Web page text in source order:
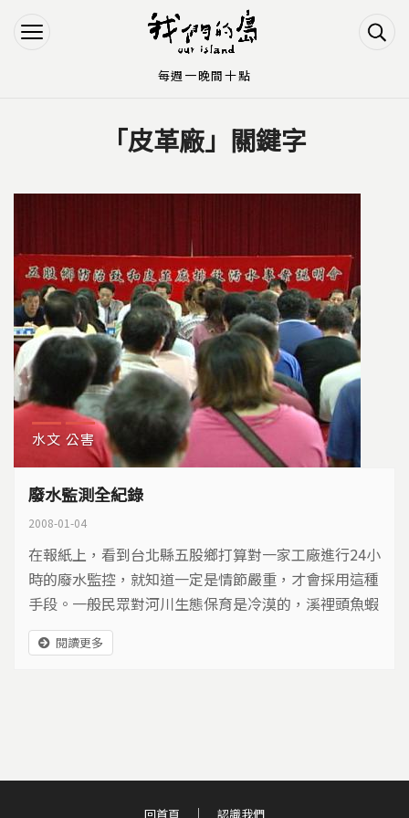
Jump to Navigation
Jump to Main content
「皮革廠」關鍵字
水文 公害
廢水監測全紀錄
2008-01-04
在報紙上，看到台北縣五股鄉打算對一家工廠進行24小
時的廢水監控，就知道一定是情節嚴重，才會採用這種
手段。一般民眾對河川生態保育是冷漠的，溪裡頭魚蝦
不見了也不在意，除非他感受到臭味已經影響到生活，
才會找里長或民意代表來解決。我們到處看到小溪流被
閱讀更多
回首頁 認識我們
每週一晚間十點